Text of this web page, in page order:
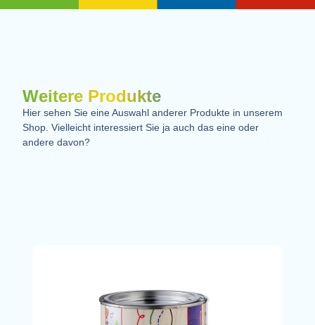
Weitere Produkte
Hier sehen Sie eine Auswahl anderer Produkte in unserem
Shop. Vielleicht interessiert Sie ja auch das eine oder
andere davon?